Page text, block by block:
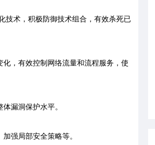
技术，积极防御技术组合，有效杀死已
，有效控制网络流量和流程服务，使
漏洞保护水平。
强局部安全策略等。